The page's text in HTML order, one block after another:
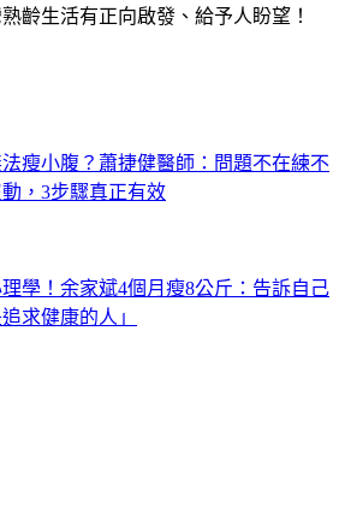
齡生活有正向啟發、給予人盼望！
瘦小腹？蕭捷健醫師：問題不在練不
，3步驟真正有效
學！余家斌4個月瘦8公斤：告訴自己
求健康的人」